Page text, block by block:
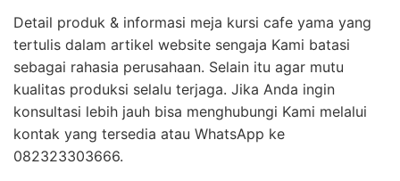
Detail produk & informasi meja kursi cafe yama yang
tertulis dalam artikel website sengaja Kami batasi
sebagai rahasia perusahaan. Selain itu agar mutu
kualitas produksi selalu terjaga. Jika Anda ingin
konsultasi lebih jauh bisa menghubungi Kami melalui
kontak yang tersedia atau WhatsApp ke
082323303666.